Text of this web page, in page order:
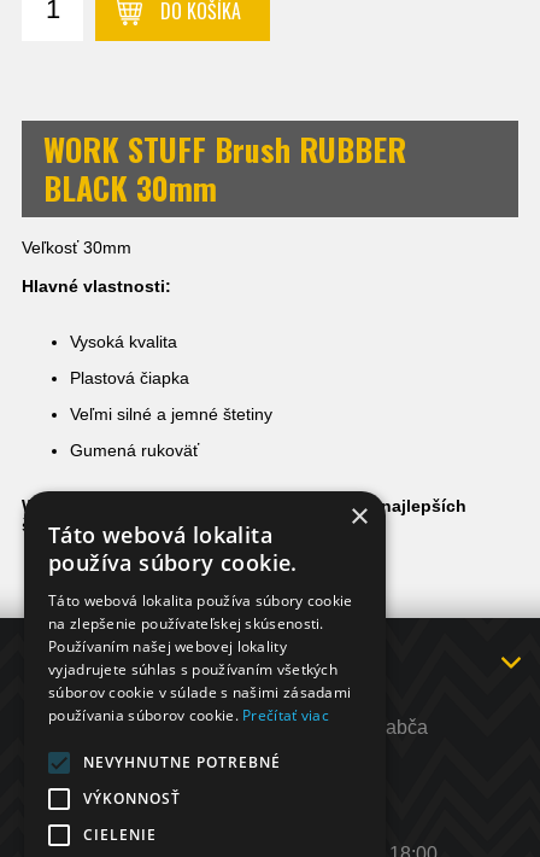
DO KOŠÍKA
WORK STUFF Brush RUBBER
BLACK 30mm
Veľkosť 30mm
Hlavné vlastnosti:
Vysoká kvalita
Plastová čiapka
Veľmi silné a jemné štetiny
Gumená rukoväť
WORK STUFF Detailing Brushes sú jedný z najlepších
štetcov na trhu!
INFORMÁCIE
KONTAKT
Adresa: ul. Hlavná 55, 029 44 Rabča
Telefón: +421 902 564 698
×
Táto webová lokalita
používa súbory cookie.
Táto webová lokalita používa súbory cookie
na zlepšenie používateľskej skúsenosti.
Používaním našej webovej lokality
vyjadrujete súhlas s používaním všetkých
súborov cookie v súlade s našimi zásadami
používania súborov cookie. Prečítať viac
NEVYHNUTNE POTREBNÉ
VÝKONNOSŤ
CIELENIE